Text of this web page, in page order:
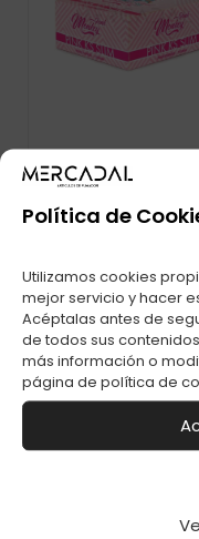
Política de
Utilizamos cookies
mejor servicio y hacer
Acéptalas antes de
de todos sus
más información o
página de política de